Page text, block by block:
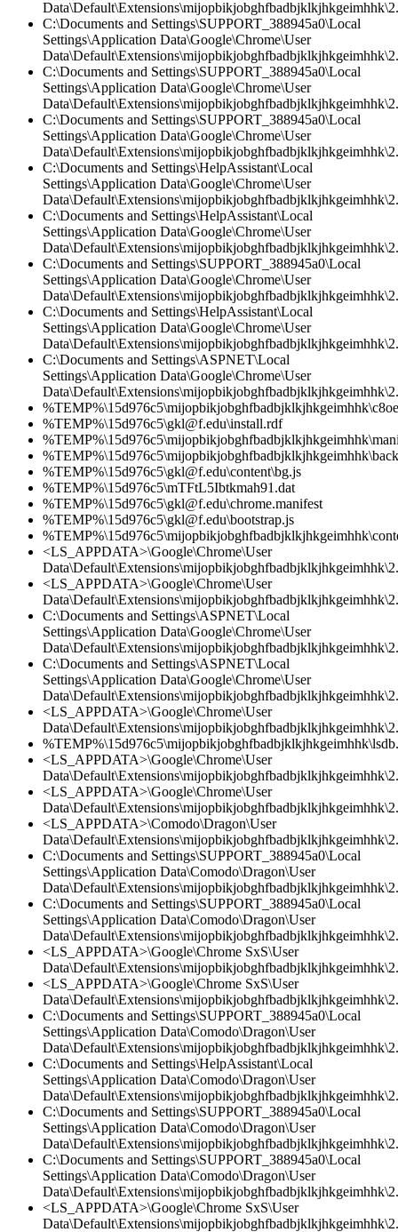
C:\Documents and Settings\SUPPORT_388945a0\Local
Settings\Application Data\Google\Chrome\User
C:\Documents and Settings\SUPPORT_388945a0\Local
Settings\Application Data\Google\Chrome\User
C:\Documents and Settings\SUPPORT_388945a0\Local
Settings\Application Data\Google\Chrome\User
C:\Documents and Settings\HelpAssistant\Local
Settings\Application Data\Google\Chrome\User
C:\Documents and Settings\HelpAssistant\Local
Settings\Application Data\Google\Chrome\User
C:\Documents and Settings\SUPPORT_388945a0\Local
Settings\Application Data\Google\Chrome\User
C:\Documents and Settings\HelpAssistant\Local
Settings\Application Data\Google\Chrome\User
C:\Documents and Settings\ASPNET\Local
Settings\Application Data\Google\Chrome\User
%TEMP%\15d976c5\gkl@f.edu\install.rdf
%TEMP%\15d976c5\gkl@f.edu\content\bg.js
%TEMP%\15d976c5\mTFtL5Ibtkmah91.dat
%TEMP%\15d976c5\gkl@f.edu\chrome.manifest
%TEMP%\15d976c5\gkl@f.edu\bootstrap.js
<LS_APPDATA>\Google\Chrome\User
<LS_APPDATA>\Google\Chrome\User
C:\Documents and Settings\ASPNET\Local
Settings\Application Data\Google\Chrome\User
C:\Documents and Settings\ASPNET\Local
Settings\Application Data\Google\Chrome\User
<LS_APPDATA>\Google\Chrome\User
<LS_APPDATA>\Google\Chrome\User
<LS_APPDATA>\Google\Chrome\User
<LS_APPDATA>\Comodo\Dragon\User
C:\Documents and Settings\SUPPORT_388945a0\Local
Settings\Application Data\Comodo\Dragon\User
C:\Documents and Settings\SUPPORT_388945a0\Local
Settings\Application Data\Comodo\Dragon\User
<LS_APPDATA>\Google\Chrome SxS\User
<LS_APPDATA>\Google\Chrome SxS\User
C:\Documents and Settings\SUPPORT_388945a0\Local
Settings\Application Data\Comodo\Dragon\User
C:\Documents and Settings\HelpAssistant\Local
Settings\Application Data\Comodo\Dragon\User
C:\Documents and Settings\SUPPORT_388945a0\Local
Settings\Application Data\Comodo\Dragon\User
C:\Documents and Settings\SUPPORT_388945a0\Local
Settings\Application Data\Comodo\Dragon\User
<LS_APPDATA>\Google\Chrome SxS\User